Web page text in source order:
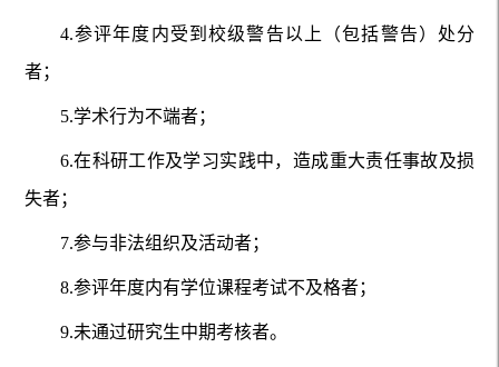
4.参评年度内受到校级警告以上（包括警告）处分
者；
5.学术行为不端者；
6.在科研工作及学习实践中，造成重大责任事故及损
失者；
7.参与非法组织及活动者；
8.参评年度内有学位课程考试不及格者；
9.未通过研究生中期考核者。